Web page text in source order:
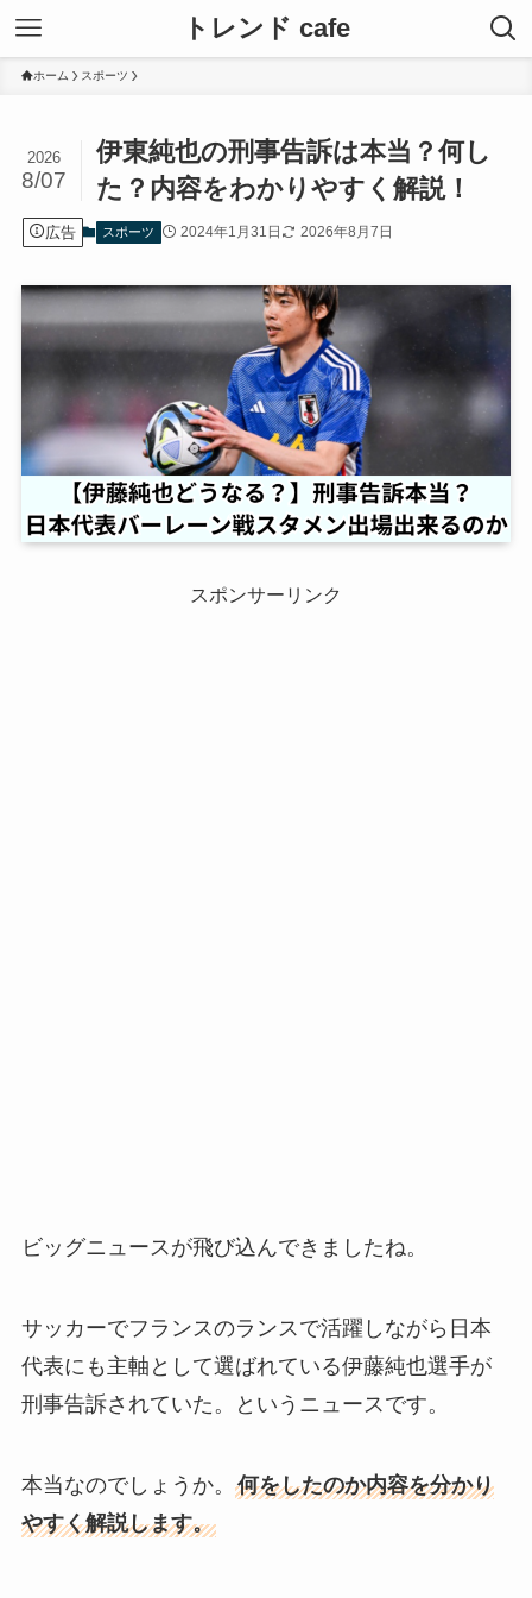
トレンド cafe
ホーム スポーツ
伊東純也の刑事告訴は本当？何し
た？内容をわかりやすく解説！
2026
8/07
広告 スポーツ 2024年1月31日 2026年8月7日
スポンサーリンク
ビッグニュースが飛び込んできましたね。
サッカーでフランスのランスで活躍しながら日本
代表にも主軸として選ばれている伊藤純也選手が
刑事告訴されていた。というニュースです。
本当なのでしょうか。 何をしたのか内容を分かり
やすく解説します。